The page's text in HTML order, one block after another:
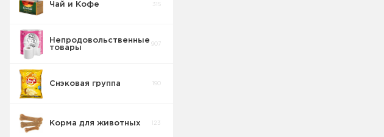
Конфеты
Сушка
Кукурузные
Чай и Кофе 315
Непродовольственные
товары
907
Снэковая группа 190
Корма для животных 123